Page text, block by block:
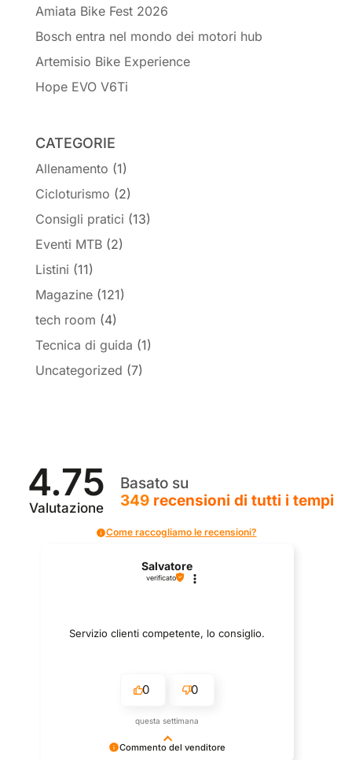
Amiata Bike Fest 2026
Bosch entra nel mondo dei motori hub
Artemisio Bike Experience
Hope EVO V6Ti
CATEGORIE
Allenamento (1)
Cicloturismo (2)
Consigli pratici (13)
Eventi MTB(2)
Listini (11)
Magazine(121)
tech room (4)
Tecnica di guida (1)
Uncategorized (7)
4.75
Valutazione
Basato su
349recensioni di tutti i tempi
Come raccogliamo le recensioni?
Commento del venditore
Salvatore
verificato
Servizio clienti competente, lo consiglio.
0 0
questa settimana